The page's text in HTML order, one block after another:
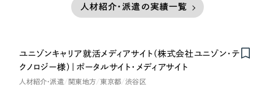
人材紹介・派遣の実績一覧
ユニゾンキャリア就活メディアサイト（株式会社ユニゾン・テ
クノロジー様）｜ポータルサイト・メディアサイト
人材紹介・派遣 関東地方 東京都 渋谷区